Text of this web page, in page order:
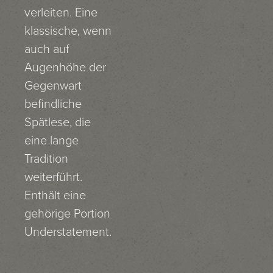
verleiten. Eine
klassische, wenn
auch auf
Augenhöhe der
Gegenwart
befindliche
Spätlese, die
eine lange
Tradition
weiterführt.
Enthält eine
gehörige Portion
Understatement.